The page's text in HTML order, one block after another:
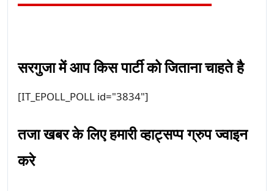
सरगुजा में आप किस पार्टी को जिताना चाहते है
[IT_EPOLL_POLL id="3834"]
तजा खबर के लिए हमारी व्हाट्सप्प ग्रुप ज्वाइन
करे